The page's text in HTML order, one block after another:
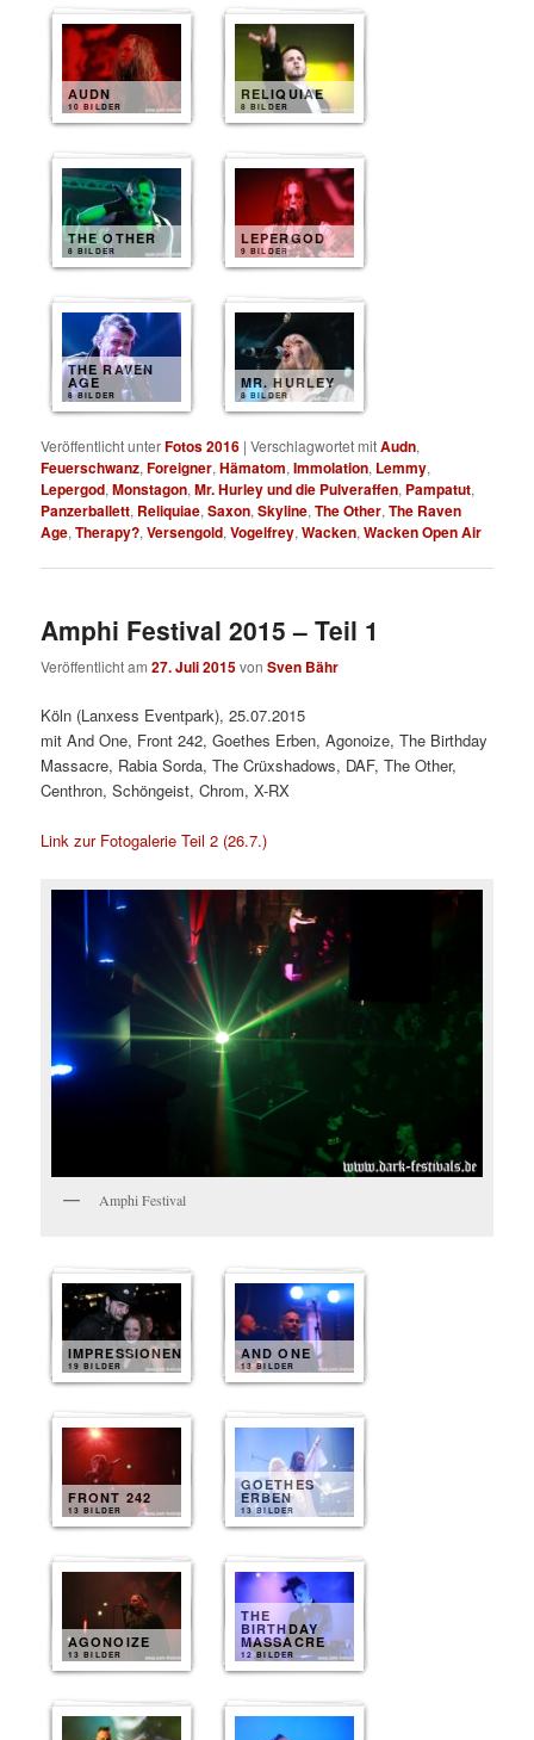
AUDN
10 BILDER
RELIQUIAE
8 BILDER
THE OTHER
8 BILDER
LEPERGOD
9 BILDER
THE RAVEN
AGE
8 BILDER
MR. HURLEY
8 BILDER
Veröffentlicht unterFotos 2016 |Verschlagwortet mitAudn,
Feuerschwanz,Foreigner,Hämatom,Immolation, Lemmy,
Lepergod,Monstagon,Mr. Hurley und die Pulveraffen, Pampatut,
Panzerballett, Reliquiae,Saxon,Skyline,The Other,The Raven
Age,Therapy?,Versengold,Vogelfrey,Wacken,Wacken Open Air
Amphi Festival 2015 – Teil 1
Veröffentlicht am27. Juli 2015vonSven Bähr
Köln (Lanxess Eventpark), 25.07.2015
mit And One, Front 242, Goethes Erben, Agonoize, The Birthday
Massacre, Rabia Sorda, The Crüxshadows, DAF, The Other,
Centhron, Schöngeist, Chrom, X-RX
Link zur Fotogalerie Teil 2 (26.7.)
Amphi Festival
IMPRESSIONEN
19 BILDER
AND ONE
13 BILDER
FRONT 242
13 BILDER
GOETHES
ERBEN
13 BILDER
AGONOIZE
13 BILDER
THE
BIRTHDAY
MASSACRE
12 BILDER